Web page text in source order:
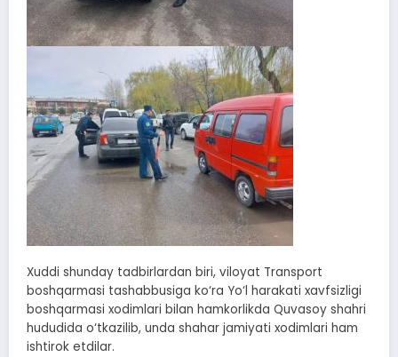
Xuddi shunday tadbirlardan biri, viloyat Transport
boshqarmasi tashabbusiga ko‘ra Yo‘l harakati xavfsizligi
boshqarmasi xodimlari bilan hamkorlikda Quvasoy shahri
hududida o‘tkazilib, unda shahar jamiyati xodimlari ham
ishtirok etdilar.